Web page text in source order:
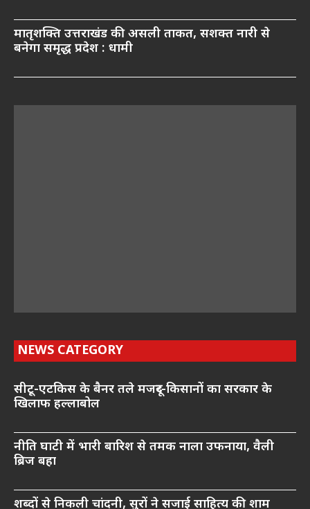
मातृशक्ति उत्तराखंड की असली ताकत, सशक्त नारी से
बनेगा समृद्ध प्रदेश : धामी
NEWS CATEGORY
सीटू-एटकिस के बैनर तले मजदूर-किसानों का सरकार के
खिलाफ हल्लाबोल
नीति घाटी में भारी बारिश से तमक नाला उफनाया, वैली
ब्रिज बहा
शब्दों से निकली चांदनी, सुरों ने सजाई साहित्य की शाम